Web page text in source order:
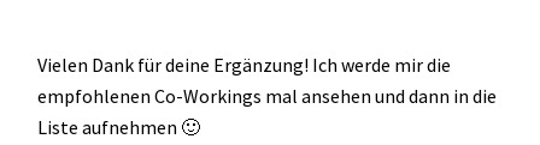
Vielen Dank für deine Ergänzung! Ich werde mir die
empfohlenen Co-Workings mal ansehen und dann in die
Liste aufnehmen 🙂